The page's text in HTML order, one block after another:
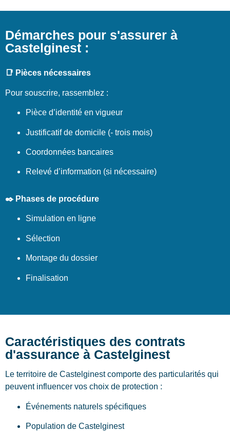
Démarches pour s'assurer à
Castelginest :
📑 Pièces nécessaires
Pour souscrire, rassemblez :
Pièce d’identité en vigueur
Justificatif de domicile (- trois mois)
Coordonnées bancaires
Relevé d’information (si nécessaire)
✒️ Phases de procédure
Simulation en ligne
Sélection
Montage du dossier
Finalisation
Caractéristiques des contrats
d'assurance à Castelginest
Le territoire de Castelginest comporte des particularités qui
peuvent influencer vos choix de protection :
Événements naturels spécifiques
Population de Castelginest